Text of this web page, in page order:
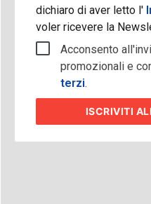
dichiaro di aver letto l'
voler ricevere la
Acconsento
promozionali e
terzi.
ISCRIVITI